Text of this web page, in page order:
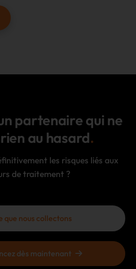
partenaire qui ne
au hasard
les risques liés aux
de traitement ?
que nous collectons
dès maintenant